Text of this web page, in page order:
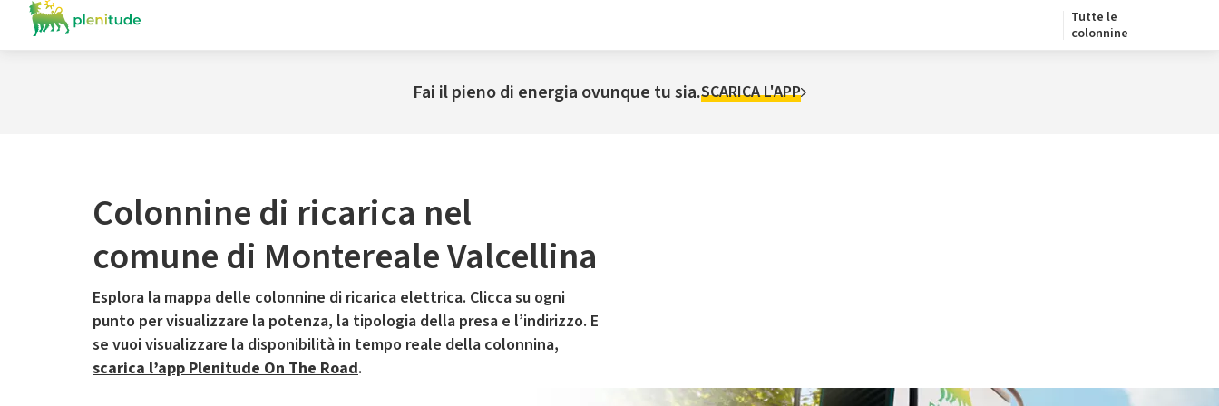
Tutte le
colonnine
Fai il pieno di energia ovunque tu sia.SCARICA L'APP
Colonnine di ricarica nel
comune di Montereale Valcellina
Esplora la mappa delle colonnine di ricarica elettrica. Clicca su ogni
punto per visualizzare la potenza, la tipologia della presa e l’indirizzo. E
se vuoi visualizzare la disponibilità in tempo reale della colonnina,
scarica l’app Plenitude On The Road.